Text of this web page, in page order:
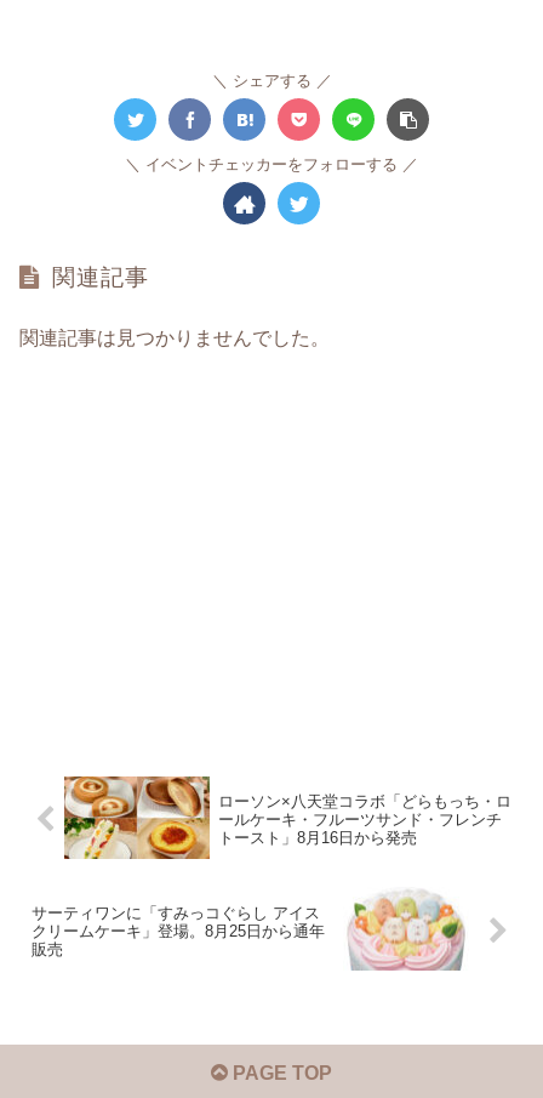
シェアする
イベントチェッカーをフォローする
関連記事
関連記事は見つかりませんでした。
ローソン×八天堂コラボ「どらもっち・ロ
ールケーキ・フルーツサンド・フレンチ
トースト」8月16日から発売
サーティワンに「すみっコぐらし アイス
クリームケーキ」登場。8月25日から通年
販売
PAGE TOP